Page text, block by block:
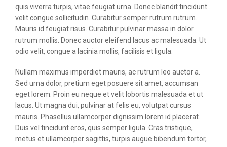
quis viverra turpis, vitae feugiat urna. Donec blandit tincidunt
velit congue sollicitudin. Curabitur semper rutrum rutrum.
Mauris id feugiat risus. Curabitur pulvinar massa in dolor
rutrum mollis. Donec auctor eleifend lacus ac malesuada. Ut
odio velit, congue a lacinia mollis, facilisis et ligula.
Nullam maximus imperdiet mauris, ac rutrum leo auctor a.
Sed urna dolor, pretium eget posuere sit amet, accumsan
eget lorem. Proin eu neque et velit lobortis malesuada et ut
lacus. Ut magna dui, pulvinar at felis eu, volutpat cursus
mauris. Phasellus ullamcorper dignissim lorem id placerat.
Duis vel tincidunt eros, quis semper ligula. Cras tristique,
metus et ullamcorper sagittis, turpis augue bibendum tortor,